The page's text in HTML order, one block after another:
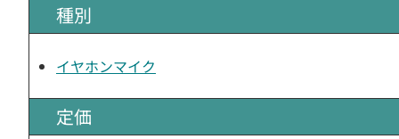
種別
イヤホンマイク
定価